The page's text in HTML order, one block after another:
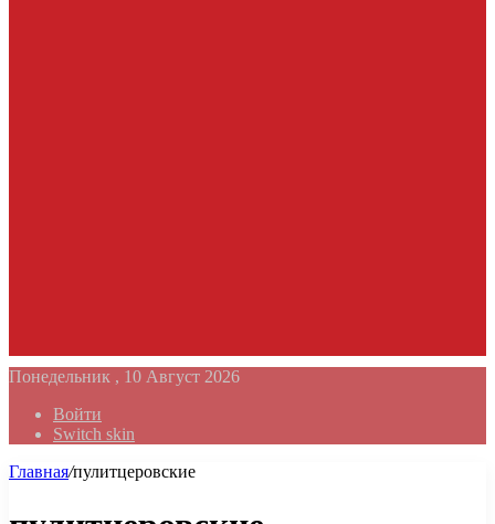
Понедельник , 10 Август 2026
Войти
Switch skin
Главная/пулитцеровские